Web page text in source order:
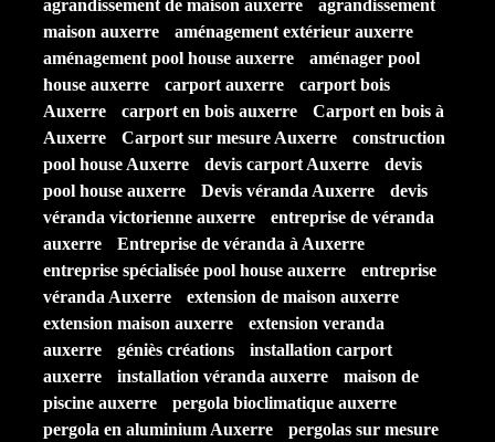
agrandissement de maison auxerre
agrandissement
maison auxerre
aménagement extérieur auxerre
aménagement pool house auxerre
aménager pool
house auxerre
carport auxerre
carport bois
Auxerre
carport en bois auxerre
Carport en bois à
Auxerre
Carport sur mesure Auxerre
construction
pool house Auxerre
devis carport Auxerre
devis
pool house auxerre
Devis véranda Auxerre
devis
véranda victorienne auxerre
entreprise de véranda
auxerre
Entreprise de véranda à Auxerre
entreprise spécialisée pool house auxerre
entreprise
véranda Auxerre
extension de maison auxerre
extension maison auxerre
extension veranda
auxerre
géniès créations
installation carport
auxerre
installation véranda auxerre
maison de
piscine auxerre
pergola bioclimatique auxerre
pergola en aluminium Auxerre
pergolas sur mesure